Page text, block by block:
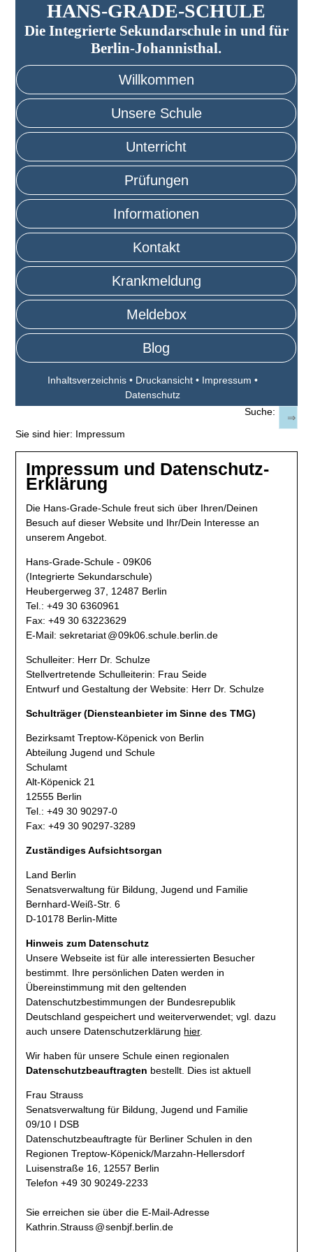
HANS-GRADE-SCHULE
Die Integrierte Sekundarschule in und für
Berlin-Johannisthal.
Willkommen
Unsere Schule
Unterricht
Prüfungen
Informationen
Kontakt
Krankmeldung
Meldebox
Blog
Inhaltsverzeichnis • Druckansicht • Impressum •
Datenschutz
Suche:
Sie sind hier: Impressum
Impressum und Datenschutz-
Erklärung
Die Hans-Grade-Schule freut sich über Ihren/Deinen
Besuch auf dieser Website und Ihr/Dein Interesse an
unserem Angebot.
Hans-Grade-Schule - 09K06
(Integrierte Sekundarschule)
Heubergerweg 37, 12487 Berlin
Tel.: +49 30 6360961
Fax: +49 30 63223629
E-Mail:sekretariat@09k06. schule.berlin.de
Schulleiter: Herr Dr. Schulze
Stellvertretende Schulleiterin: Frau Seide
Entwurf und Gestaltung der Website: Herr Dr. Schulze
Schulträger (Diensteanbieter im Sinne des TMG)
Bezirksamt Treptow-Köpenick von Berlin
Abteilung Jugend und Schule
Schulamt
Alt-Köpenick 21
12555 Berlin
Tel.: +49 30 90297-0
Fax: +49 30 90297-3289
Zuständiges Aufsichtsorgan
Land Berlin
Senatsverwaltung für Bildung, Jugend und Familie
Bernhard-Weiß-Str. 6
D-10178 Berlin-Mitte
Hinweis zum Datenschutz
Unsere Webseite ist für alle interessierten Besucher
bestimmt. Ihre persönlichen Daten werden in
Übereinstimmung mit den geltenden
Datenschutzbestimmungen der Bundesrepublik
Deutschland gespeichert und weiterverwendet; vgl. dazu
auch unsere Datenschutzerklärung hier.
Wir haben für unsere Schule einen regionalen
Datenschutzbeauftragten bestellt. Dies ist aktuell
Frau Strauss
Senatsverwaltung für Bildung, Jugend und Familie
09/10 I DSB
Datenschutzbeauftragte für Berliner Schulen in den
Regionen Treptow-Köpenick/Marzahn-Hellersdorf
Luisenstraße 16, 12557 Berlin
Telefon +49 30 90249-2233
Sie erreichen sie über die E-Mail-Adresse
Kathrin.Strauss@senbjf. berlin.de